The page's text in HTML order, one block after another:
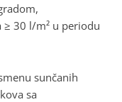
≥ 30 l/m² u periodu
sunčanih
sa